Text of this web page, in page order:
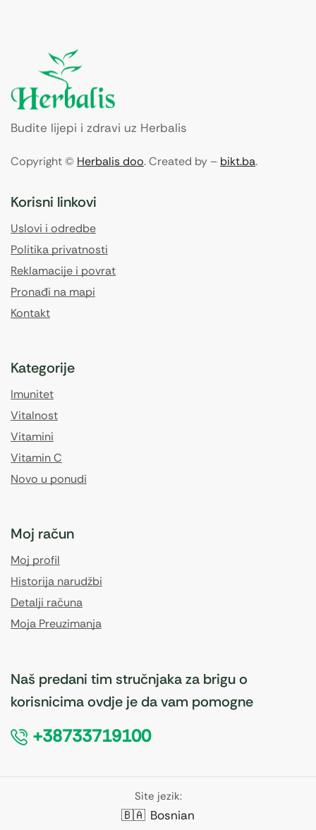
Budite lijepi i zdravi uz Herbalis
Copyright © Herbalis doo. Created by – bikt.ba.
Korisni linkovi
Uslovi i odredbe
Politika privatnosti
Reklamacije i povrat
Pronađi na mapi
Kontakt
Kategorije
Imunitet
Vitalnost
Vitamini
Vitamin C
Novo u ponudi
Moj račun
Moj profil
Historija narudžbi
Detalji računa
Moja Preuzimanja
Naš predani tim stručnjaka za brigu o
korisnicima ovdje je da vam pomogne
+38733719100
Site jezik:
🇧🇦 Bosnian